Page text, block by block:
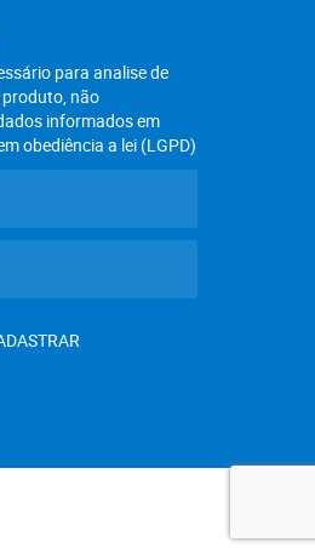
para analise de
não
informados em
obediência a lei (LGPD)